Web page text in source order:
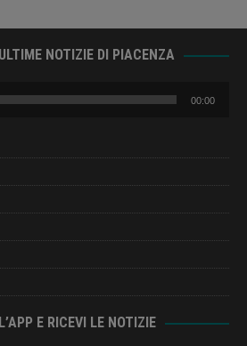
NOTIZIE DI PIACENZA
00:00
E RICEVI LE NOTIZIE